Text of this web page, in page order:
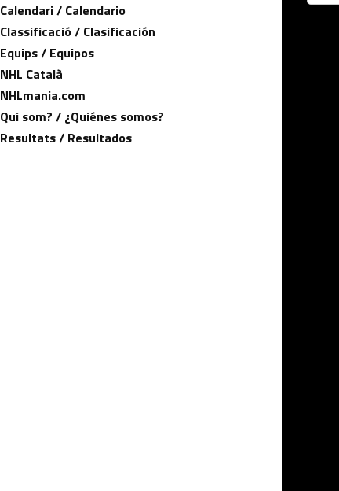
Calendari / Calendario
Classificació / Clasificación
Equips / Equipos
NHL Català
NHLmania.com
Qui som? / ¿Quiénes somos?
Resultats / Resultados